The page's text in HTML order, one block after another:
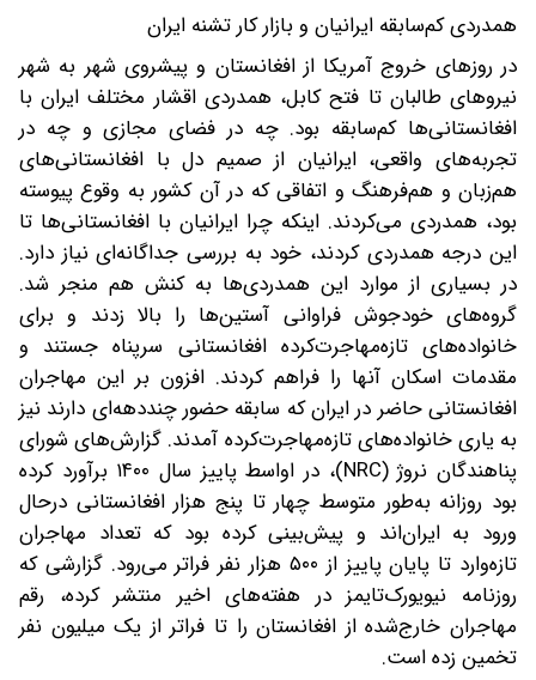
همدردی کم‌سابقه ایرانیان و بازار کار تشنه ایران
در روزهای خروج آمریکا از افغانستان و پیشروی شهر به شهر
نیروهای طالبان تا فتح کابل، همدردی اقشار مختلف ایران با
افغانستانی‌ها کم‌سابقه بود. چه در فضای مجازی و چه در
تجربه‌های واقعی، ایرانیان از صمیم دل با افغانستانی‌های
هم‌زبان و هم‌فرهنگ و اتفاقی که در آن کشور به وقوع پیوسته
بود، همدردی می‌کردند. اینکه چرا ایرانیان با افغانستانی‌ها تا
این درجه همدردی کردند، خود به بررسی جداگانه‌ای نیاز دارد.
در بسیاری از موارد این همدردی‌ها به کنش هم منجر شد.
گروه‌های خودجوش فراوانی آستین‌ها را بالا زدند و برای
خانواده‌های تازه‌مهاجرت‌کرده افغانستانی سرپناه جستند و
مقدمات اسکان آنها را فراهم کردند. افزون بر این مهاجران
افغانستانی حاضر در ایران که سابقه حضور چند‌دهه‌ای دارند نیز
به یاری خانواده‌های تازه‌مهاجرت‌کرده آمدند. گزارش‌های شورای
پناهندگان نروژ (NRC)، در اواسط پاییز سال ۱۴۰۰ برآورد کرده
بود روزانه به‌طور متوسط چهار تا پنج ‌هزار افغانستانی در‌حال
ورود به ایران‌اند و پیش‌بینی کرده بود که تعداد مهاجران
تازه‌وارد تا پایان پاییز از ۵۰۰ هزار نفر فراتر می‌رود. گزارشی که
روزنامه نیویورک‌تایمز در هفته‌های اخیر منتشر کرده، رقم
مهاجران خارج‌شده از افغانستان را تا فراتر از یک‌ میلیون نفر
تخمین زده است.